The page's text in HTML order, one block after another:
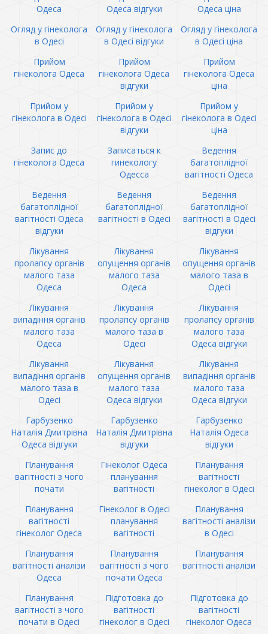
Одеса
Одеса відгуки
Одеса ціна
Огляд у гінеколога
в Одесі
Огляд у гінеколога
в Одесі відгуки
Огляд у гінеколога
в Одесі ціна
Прийом
гінеколога Одеса
Прийом
гінеколога Одеса
відгуки
Прийом
гінеколога Одеса
ціна
Прийом у
гінеколога в Одесі
Прийом у
гінеколога в Одесі
відгуки
Прийом у
гінеколога в Одесі
ціна
Запис до
гінеколога Одеса
Записаться к
гинекологу
Одесса
Ведення
багатоплідної
вагітності Одеса
Ведення
багатоплідної
вагітності Одеса
відгуки
Ведення
багатоплідної
вагітності в Одесі
Ведення
багатоплідної
вагітності в Одесі
відгуки
Лікування
пролапсу органів
малого таза
Одеса
Лікування
опущення органів
малого таза
Одеса
Лікування
опущення органів
малого таза в
Одесі
Лікування
випадіння органів
малого таза
Одеса
Лікування
пролапсу органів
малого таза в
Одесі
Лікування
пролапсу органів
малого таза
Одеса відгуки
Лікування
випадіння органів
малого таза в
Одесі
Лікування
опущення органів
малого таза
Одеса відгуки
Лікування
випадіння органів
малого таза
Одеса відгуки
Гарбузенко
Наталія Дмитрівна
Одеса відгуки
Гарбузенко
Наталія Дмитрівна
відгуки
Гарбузенко
Наталія Одеса
відгуки
Планування
вагітності з чого
почати
Гінеколог Одеса
планування
вагітності
Планування
вагітності
гінеколог в Одесі
Планування
вагітності
гінеколог Одеса
Гінеколог в Одесі
планування
вагітності
Планування
вагітності аналізи
в Одесі
Планування
вагітності аналізи
Одеса
Планування
вагітності з чого
почати Одеса
Планування
вагітності аналізи
Планування
вагітності з чого
почати в Одесі
Підготовка до
вагітності
гінеколог в Одесі
Підготовка до
вагітності
гінеколог Одеса